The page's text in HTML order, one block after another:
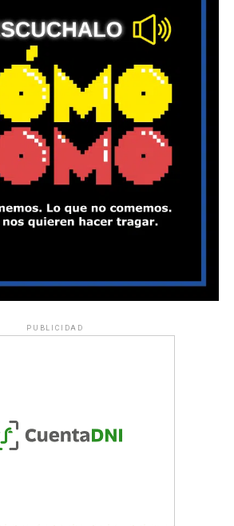
PUBLICIDAD